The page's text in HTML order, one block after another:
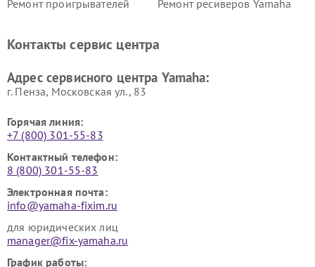
Ремонт проигрывателей
Ремонт ресиверов Yamaha
Yamaha
Yamaha
Контакты сервис центра
Адрес сервисного центра Yamaha:
г. Пенза, Московская ул., 83
Горячая линия:
+7 (800) 301-55-83
Контактный телефон:
8 (800) 301-55-83
Электронная почта:
info@yamaha-fixim.ru
для юридических лиц
manager@fix-yamaha.ru
График работы: